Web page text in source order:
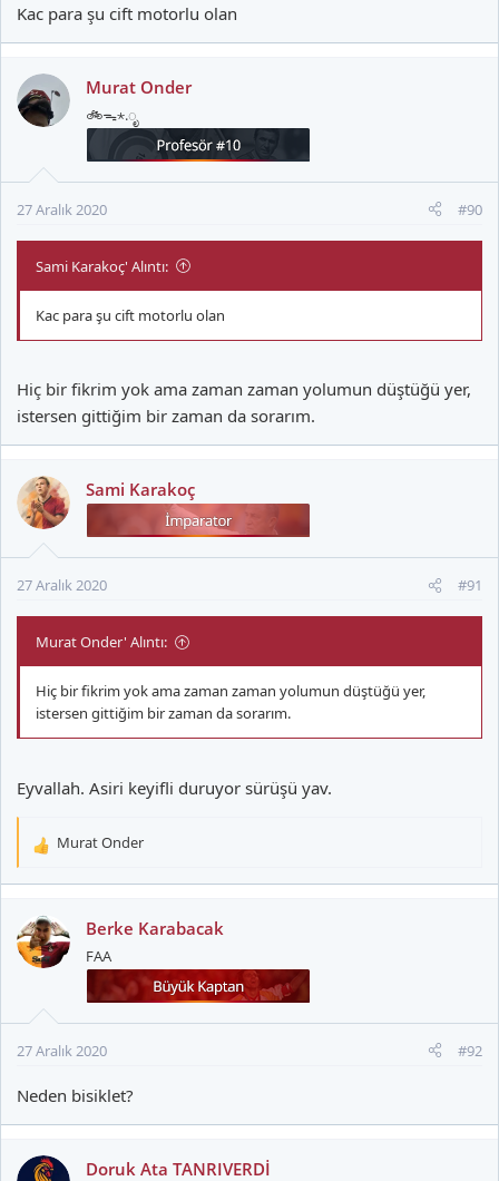
İstersen bir bak belki sana fikir verebilir.
Kac para şu cift motorlu olan
Murat Onder
🚲ᯓ⋆.ೃ
27 Aralık 2020 #90
Sami Karakoç' Alıntı:
Kac para şu cift motorlu olan
Hiç bir fikrim yok ama zaman zaman yolumun düştüğü yer,
istersen gittiğim bir zaman da sorarım.
Sami Karakoç
27 Aralık 2020 #91
Murat Onder' Alıntı:
Hiç bir fikrim yok ama zaman zaman yolumun düştüğü yer,
istersen gittiğim bir zaman da sorarım.
Eyvallah. Asiri keyifli duruyor sürüşü yav.
T
k
i
l
Murat Onder
Berke Karabacak
FAA
27 Aralık 2020 #92
Neden bisiklet?
Doruk Ata TANRIVERDİ